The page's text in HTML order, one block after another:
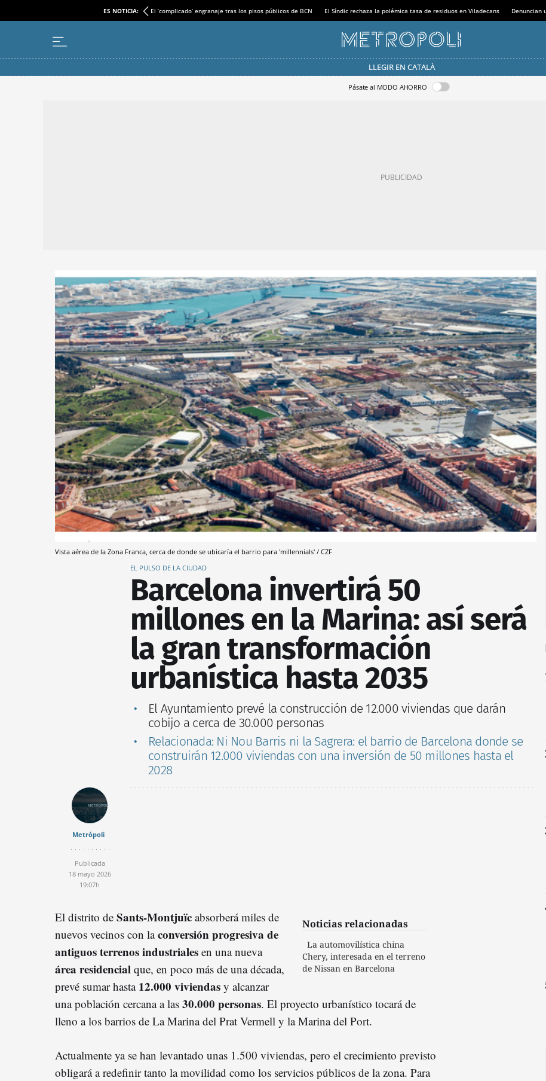
ES NOTICIA: El ‘complicado’ engranaje tras los pisos públicos de BCN El Síndic rechaza la polémica tasa de residuos en Viladecans Denuncian
LLEGIR EN CATALÀ
Pásate al MODO AHORRO
Vista aérea de la Zona Franca, cerca de donde se ubicaría el barrio para 'millennials' / CZF
EL PULSO DE LA CIUDAD
Barcelona invertirá 50
millones en la Marina: así será
la gran transformación
urbanística hasta 2035
El Ayuntamiento prevé la construcción de 12.000 viviendas que darán
cobijo a cerca de 30.000 personas
Relacionada: Ni Nou Barris ni la Sagrera: el barrio de Barcelona donde se
construirán 12.000 viviendas con una inversión de 50 millones hasta el
2028
Metrópoli
Publicada
18 mayo 2026
19:07h
Noticias relacionadas
La automovilística china
Chery, interesada en el terreno
de Nissan en Barcelona
El distrito de Sants-Montjuïc absorberá miles de
nuevos vecinos con laconversión progresiva de
antiguos terrenos industriales en una nueva
área residencial que, en poco más de una década,
prevé sumar hasta 12.000 viviendas y alcanzar
una población cercana a las 30.000 personas. El proyecto urbanístico tocará de
lleno a los barrios de La Marina del Prat Vermell y la Marina del Port.
Actualmente ya se han levantado unas 1.500 viviendas, pero el crecimiento previsto
obligará a redefinir tanto la movilidad como los servicios públicos de la zona. Para